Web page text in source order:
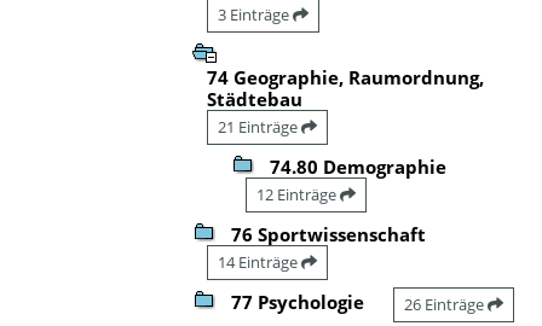
3 Einträge
74 Geographie, Raumordnung,
Städtebau
21 Einträge
74.80 Demographie
12 Einträge
76 Sportwissenschaft
14 Einträge
77 Psychologie 26 Einträge